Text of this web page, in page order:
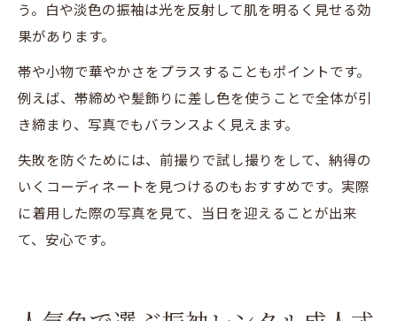
う。白や淡色の振袖は光を反射して肌を明るく見せる効
果があります。
帯や小物で華やかさをプラスすることもポイントです。
例えば、帯締めや髪飾りに差し色を使うことで全体が引
き締まり、写真でもバランスよく見えます。
失敗を防ぐためには、前撮りで試し撮りをして、納得の
いくコーディネートを見つけるのもおすすめです。実際
に着用した際の写真を見て、当日を迎えることが出来
て、安心です。